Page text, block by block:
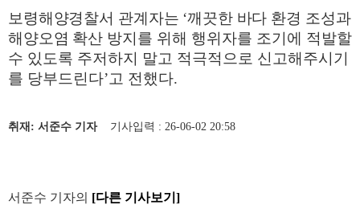
보령해양경찰서 관계자는 ‘깨끗한 바다 환경 조성과
해양오염 확산 방지를 위해 행위자를 조기에 적발할
수 있도록 주저하지 말고 적극적으로 신고해주시기
를 당부드린다’고 전했다.
취재: 서준수 기자기사입력 : 26-06-02 20:58
서준수 기자의 [다른 기사보기]